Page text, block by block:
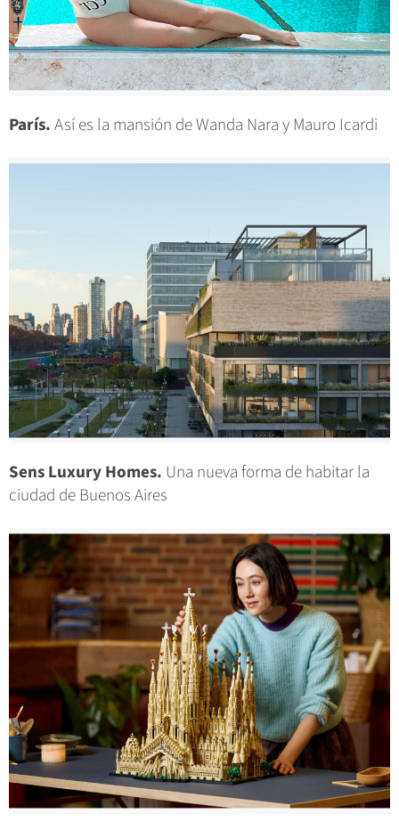
París.Así es la mansión de Wanda Nara y Mauro Icardi
Sens Luxury Homes. Una nueva forma de habitar la
ciudad de Buenos Aires